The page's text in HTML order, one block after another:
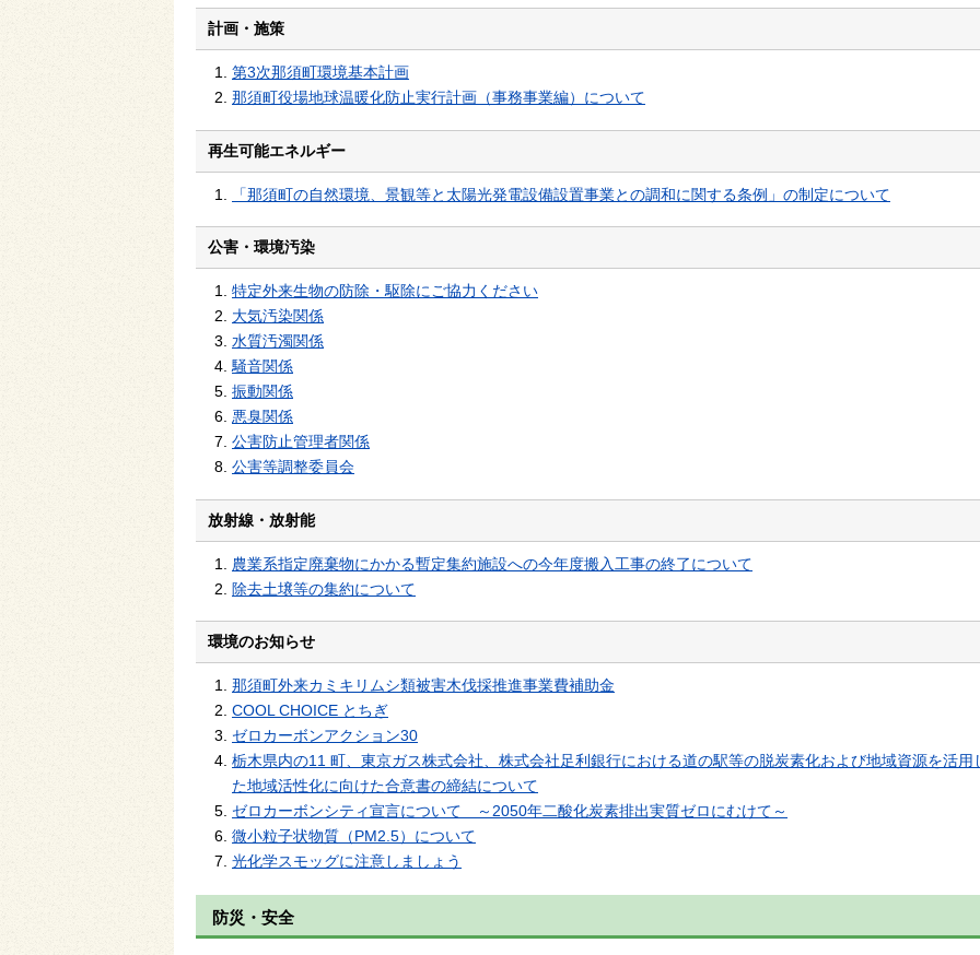
計画・施策
第3次那須町環境基本計画
那須町役場地球温暖化防止実行計画（事務事業編）について
再生可能エネルギー
「那須町の自然環境、景観等と太陽光発電設備設置事業との調和に関する条例」の制定について
公害・環境汚染
特定外来生物の防除・駆除にご協力ください
大気汚染関係
水質汚濁関係
騒音関係
振動関係
悪臭関係
公害防止管理者関係
公害等調整委員会
放射線・放射能
農業系指定廃棄物にかかる暫定集約施設への今年度搬入工事の終了について
除去土壌等の集約について
環境のお知らせ
那須町外来カミキリムシ類被害木伐採推進事業費補助金
COOL CHOICE とちぎ
ゼロカーボンアクション30
栃木県内の11 町、東京ガス株式会社、株式会社足利銀行における道の駅等の脱炭素化および地域資源を活用
た地域活性化に向けた合意書の締結について
ゼロカーボンシティ宣言について ～2050年二酸化炭素排出実質ゼロにむけて～
微小粒子状物質（PM2.5）について
光化学スモッグに注意しましょう
防災・安全